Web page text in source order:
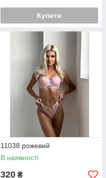
Купити
11038 рожевий
В наявності
320 ₴